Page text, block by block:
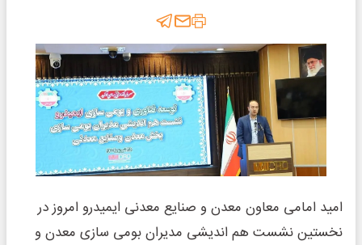
امید امامی معاون معدن و صنایع معدنی ایمیدرو امروز در
نخستین نشست هم اندیشی مدیران بومی سازی معدن و